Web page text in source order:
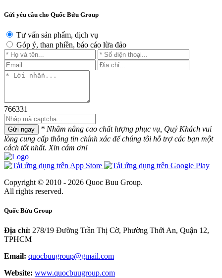
Gửi yêu cầu cho Quốc Bửu Group
Tư vấn sản phẩm, dịch vụ
Góp ý, than phiền, báo cáo lừa đảo
766331
Gửi ngay
* Nhằm nâng cao chất lượng phục vụ, Quý Khách vui
lòng cung cấp thông tin chính xác để chúng tôi hỗ trợ các bạn một
cách tốt nhất. Xin cám ơn!
Copyright © 2010 - 2026 Quoc Buu Group.
All rights reserved.
Quốc Bửu Group
Địa chỉ: 278/19 Đường Trần Thị Cờ, Phường Thới An, Quận 12,
TPHCM
Email: quocbuugroup@gmail.com
Website: www.quocbuugroup.com